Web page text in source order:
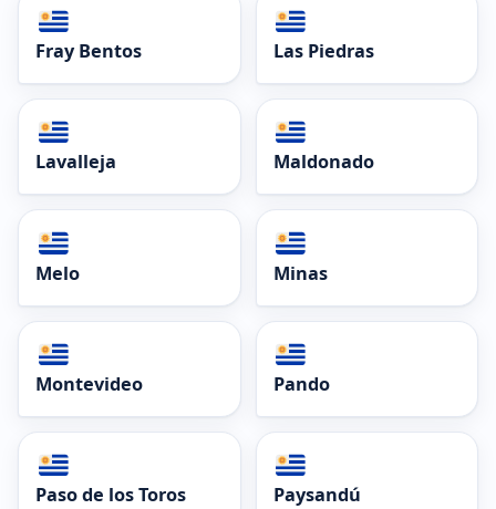
Fray Bentos Las Piedras
Lavalleja Maldonado
Melo Minas
Montevideo Pando
Paso de los Toros Paysandú